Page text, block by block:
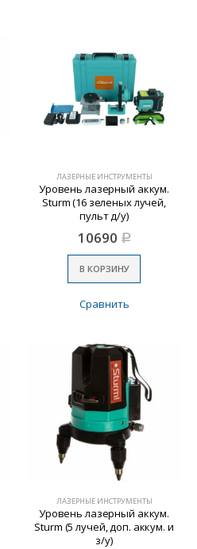
ЛАЗЕРНЫЕ ИНСТРУМЕНТЫ
Уровень лазерный аккум.
Sturm (16 зеленых лучей,
пульт д/у)
10690 Р
В КОРЗИНУ
Сравнить
ЛАЗЕРНЫЕ ИНСТРУМЕНТЫ
Уровень лазерный аккум.
Sturm (5 лучей, доп. аккум. и
з/у)